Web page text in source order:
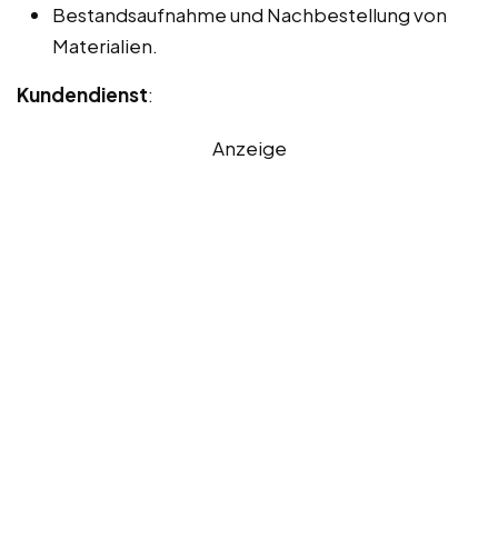
Bestandsaufnahme und Nachbestellung von
Materialien.
Kundendienst:
Anzeige